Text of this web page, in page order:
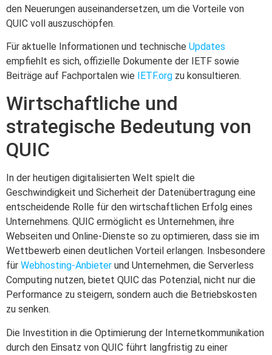
den Neuerungen auseinandersetzen, um die Vorteile von
QUIC voll auszuschöpfen.
Für aktuelle Informationen und technische Updates
empfiehlt es sich, offizielle Dokumente der IETF sowie
Beiträge auf Fachportalen wie IETF.org zu konsultieren.
Wirtschaftliche und
strategische Bedeutung von
QUIC
In der heutigen digitalisierten Welt spielt die
Geschwindigkeit und Sicherheit der Datenübertragung eine
entscheidende Rolle für den wirtschaftlichen Erfolg eines
Unternehmens. QUIC ermöglicht es Unternehmen, ihre
Webseiten und Online-Dienste so zu optimieren, dass sie im
Wettbewerb einen deutlichen Vorteil erlangen. Insbesondere
für Webhosting-Anbieter und Unternehmen, die Serverless
Computing nutzen, bietet QUIC das Potenzial, nicht nur die
Performance zu steigern, sondern auch die Betriebskosten
zu senken.
Die Investition in die Optimierung der Internetkommunikation
durch den Einsatz von QUIC führt langfristig zu einer